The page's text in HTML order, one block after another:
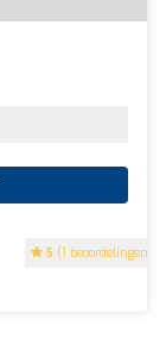
5 (1 beoordelingen)